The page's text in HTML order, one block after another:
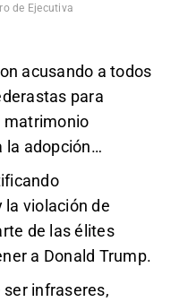
de Ejecutiva
acusando a todos
para
matrimonio
la adopción…
la violación de
de las élites
a Donald Trump.
infraseres,